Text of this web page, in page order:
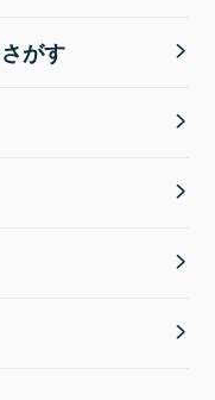
がす